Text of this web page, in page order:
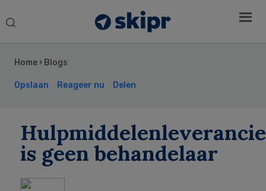
Search
Home › Blogs
Opslaan Reageer nu Delen
is geen behandelaar
Sidebar